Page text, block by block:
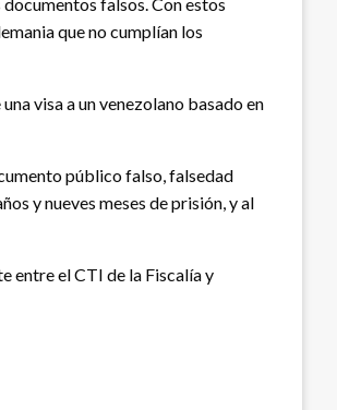
falsos. Con estos
que no cumplían los
visa a un venezolano basado en
público falso, falsedad
y nueves meses de prisión, y al
entre el CTI de la Fiscalía y